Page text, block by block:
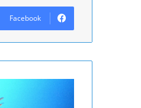
Facebook